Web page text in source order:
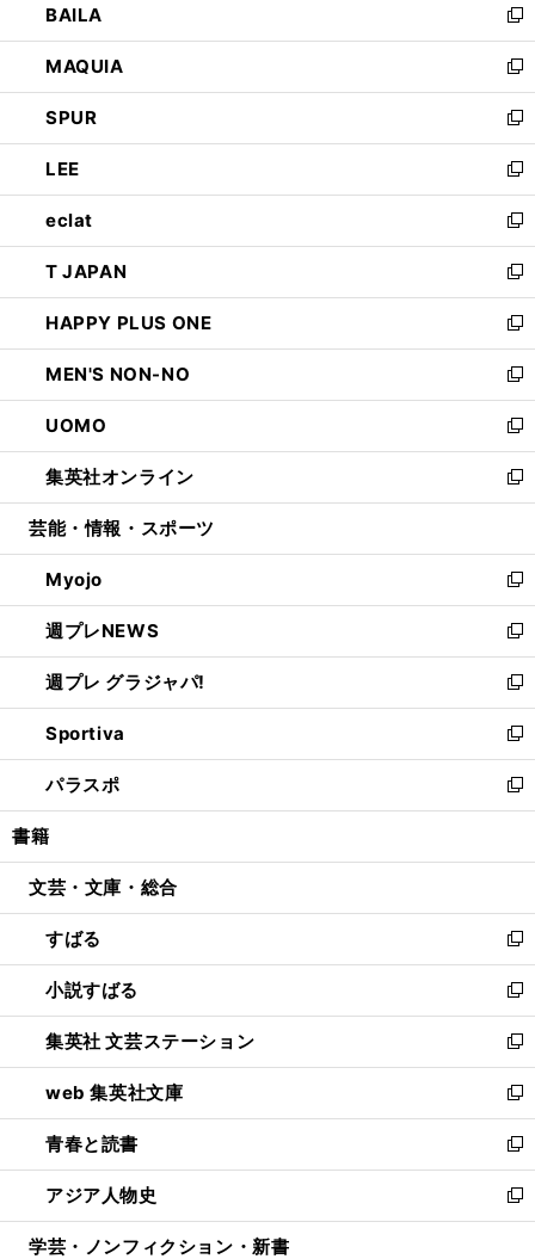
く
ィ
ン
ド
ウ
で
開
く
い
ウ
ィ
ン
ド
ウ
で
開
く
BAILA
新
し
い
ウ
ィ
ン
ド
ウ
で
開
く
MAQUIA
新
し
い
ウ
ィ
ン
ド
ウ
で
開
く
SPUR
新
し
い
ウ
ィ
ン
ド
ウ
で
開
く
LEE
新
し
い
ウ
ィ
ン
ド
ウ
で
開
く
eclat
新
し
い
ウ
ィ
ン
ド
ウ
で
開
く
T JAPAN
新
し
い
ウ
ィ
ン
ド
ウ
で
開
HAPPY PLUS ONE
新
し
い
ウ
ィ
ン
ド
ウ
開
く
MEN'S NON-NO
新
し
い
ウ
ィ
ン
ウ
で
開
く
UOMO
新
し
い
ウ
ン
ド
ウ
で
開
く
集英社オンライン
新
し
ウ
ィ
ン
ド
ウ
で
開
く
芸能・情報・スポーツ
Myojo
新
し
い
ウ
ィ
ン
ド
ウ
で
開
週プレNEWS
新
し
い
ウ
ィ
ン
ド
ウ
開
週プレ グラジャパ!
新
し
い
ウ
ィ
ン
ウ
開
く
Sportiva
新
し
い
ウ
ン
ウ
で
開
く
パラスポ
新
し
ウ
ン
ド
ウ
で
開
く
書籍
文芸・文庫・総合
すばる
新
し
い
ウ
ィ
ン
ド
ウ
で
開
く
小説すばる
新
し
い
ウ
ィ
ン
ド
ウ
で
開
集英社 文芸ステーション
新
し
い
ウ
ィ
ン
ド
ウ
web 集英社文庫
新
し
い
ウ
ィ
ン
青春と読書
新
し
い
ウ
アジア人物史
新
し
学芸・ノンフィクション・新書